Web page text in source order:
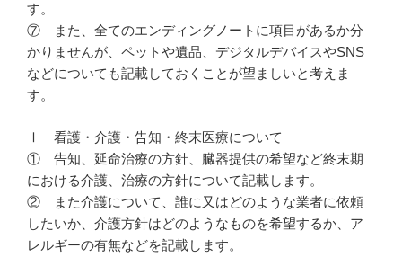
す。
⑦ また、全てのエンディングノートに項目があるか分
かりませんが、ペットや遺品、デジタルデバイスやSNS
などについても記載しておくことが望ましいと考えま
す。
Ⅰ 看護・介護・告知・終末医療について
① 告知、延命治療の方針、臓器提供の希望など終末期
における介護、治療の方針について記載します。
② また介護について、誰に又はどのような業者に依頼
したいか、介護方針はどのようなものを希望するか、ア
レルギーの有無などを記載します。